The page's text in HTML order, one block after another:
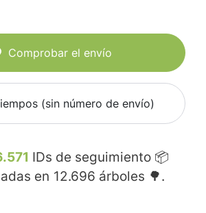
Comprobar el envío
(sin número de envío)
IDs de seguimiento 📦
en 12.696 árboles 🌳.